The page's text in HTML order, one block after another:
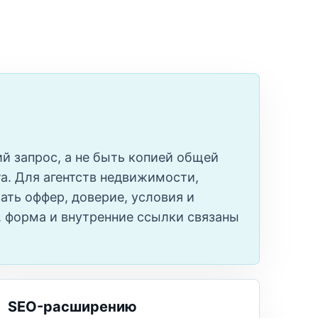
запрос, а не быть копией общей
Для агентств недвижимости,
оффер, доверие, условия и
форма и внутренние ссылки связаны
SEO-расширению